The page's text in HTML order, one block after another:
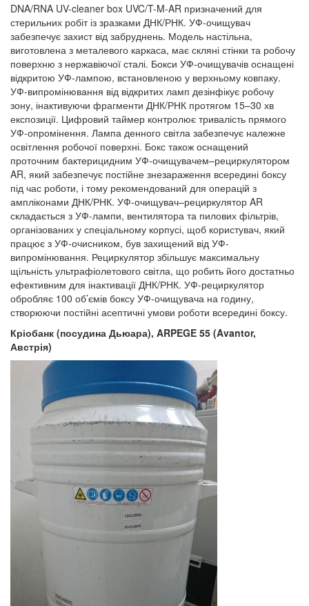
DNA/RNA UV-cleaner box UVC/T-M-AR призначений для
стерильних робіт із зразками ДНК/РНК. УФ-очищувач
забезпечує захист від забруднень. Модель настільна,
виготовлена з металевого каркаса, має скляні стінки та робочу
поверхню з нержавіючої сталі. Бокси УФ-очищувачів оснащені
відкритою УФ-лампою, встановленою у верхньому ковпаку.
УФ-випромінювання від відкритих ламп дезінфікує робочу
зону, інактивуючи фрагменти ДНК/РНК протягом 15–30 хв
експозиції. Цифровий таймер контролює тривалість прямого
УФ-опромінення. Лампа денного світла забезпечує належне
освітлення робочої поверхні. Бокс також оснащений
проточним бактерицидним УФ-очищувачем–рециркулятором
AR, який забезпечує постійне знезараження всередині боксу
під час роботи, і тому рекомендований для операцій з
ампліконами ДНК/РНК. УФ-очищувач–рециркулятор AR
складається з УФ-лампи, вентилятора та пилових фільтрів,
організованих у спеціальному корпусі, щоб користувач, який
працює з УФ-очисником, був захищений від УФ-
випромінювання. Рециркулятор збільшує максимальну
щільність ультрафіолетового світла, що робить його достатньо
ефективним для інактивації ДНК/РНК. УФ-рециркулятор
обробляє 100 об’ємів боксу УФ-очищувача на годину,
створюючи постійні асептичні умови роботи всередині боксу.
Кріобанк (посудина Дьюара), ARPEGE 55 (Avantor,
Австрія)